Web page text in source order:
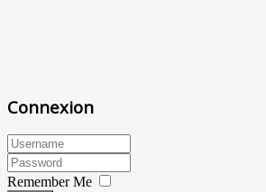
Connexion
Remember Me